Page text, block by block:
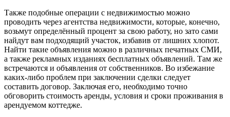
Также подобные операции с недвижимостью можно
проводить через агентства недвижимости, которые, конечно,
возьмут определённый процент за свою работу, но зато сами
найдут вам подходящий участок, избавив от лишних хлопот.
Найти такие объявления можно в различных печатных СМИ,
а также рекламных изданиях бесплатных объявлений. Там же
встречаются и объявления от собственников. Во избежание
каких-либо проблем при заключении сделки следует
составить договор. Заключая его, необходимо точно
обговорить стоимость аренды, условия и сроки проживания в
арендуемом коттедже.